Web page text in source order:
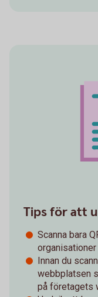
Tips för att
Scanna bara
Innan du
webbplatsen
på företagets